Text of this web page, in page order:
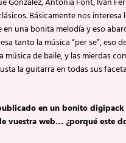
Básicamente nos interesa
una bonita melodía y eso
tanto la música “per se”, eso
de baile, y las mierdas
la guitarra en todas sus
en un bonito digipack
vuestra web… ¿porqué este